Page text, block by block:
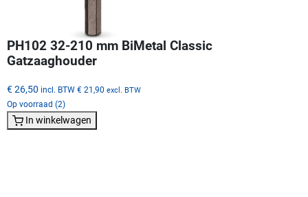
PH102 32-210 mm BiMetal Classic
Gatzaaghouder
€ 26,50 incl. BTW € 21,90 excl. BTW
Op voorraad (2)
In winkelwagen